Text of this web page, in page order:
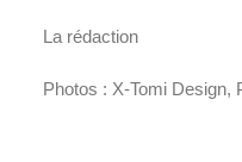
La rédaction
Photos : X-Tomi Design,